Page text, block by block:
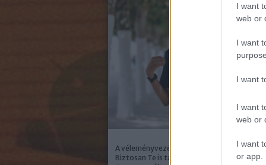
I want
web or
I want
I want
I want
web or
I want
or app.
A véleményvezérek mindenhol jelen vannak.
Biztosan Te is találkoztál már #reklám vagy